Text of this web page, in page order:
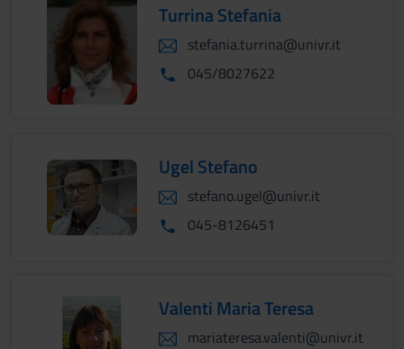
Turrina Stefania
stefania.turrina@univr.it
045/8027622
Ugel Stefano
stefano.ugel@univr.it
045-8126451
Valenti Maria Teresa
mariateresa.valenti@univr.it